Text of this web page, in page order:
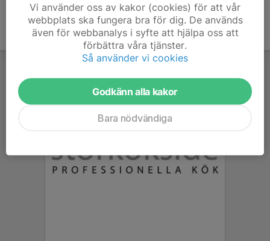
Vi använder oss av kakor (cookies) för att vår
webbplats ska fungera bra för dig. De används
även för webbanalys i syfte att hjälpa oss att
förbättra våra tjänster.
Så använder vi cookies
Godkänn alla kakor
Bara nödvändiga